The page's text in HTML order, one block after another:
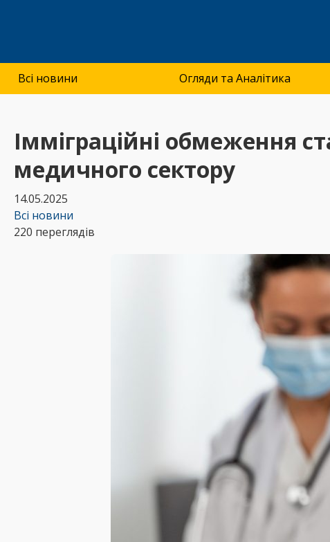
Всі новини Огляди та Аналітика
Імміграційні обмеження
медичного сектору
14.05.2025
Всі новини
220 переглядів